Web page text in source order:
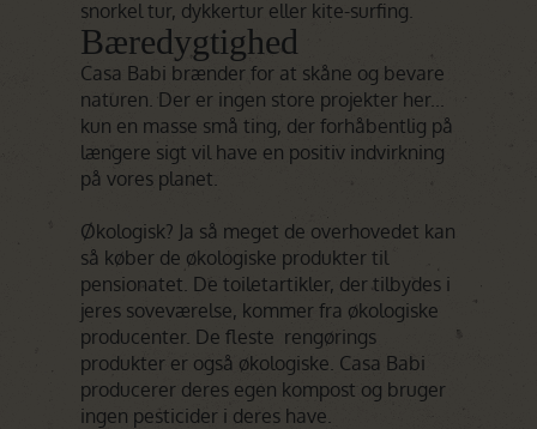
snorkel tur, dykkertur eller kite-surfing.
Bæredygtighed
Casa Babi brænder for at skåne og bevare
naturen. Der er ingen store projekter her...
kun en masse små ting, der forhåbentlig på
længere sigt vil have en positiv indvirkning
på vores planet.
Økologisk? Ja så meget de overhovedet kan
så køber de økologiske produkter til
pensionatet. De toiletartikler, der tilbydes i
jeres soveværelse, kommer fra økologiske
producenter. De fleste rengørings
produkter er også økologiske. Casa Babi
producerer deres egen kompost og bruger
ingen pesticider i deres have.